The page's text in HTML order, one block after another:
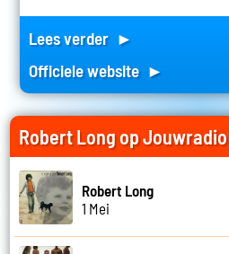
Lees verder ►
Officiele website ►
Robert Long op Jouwradio
Robert Long
1 Mei